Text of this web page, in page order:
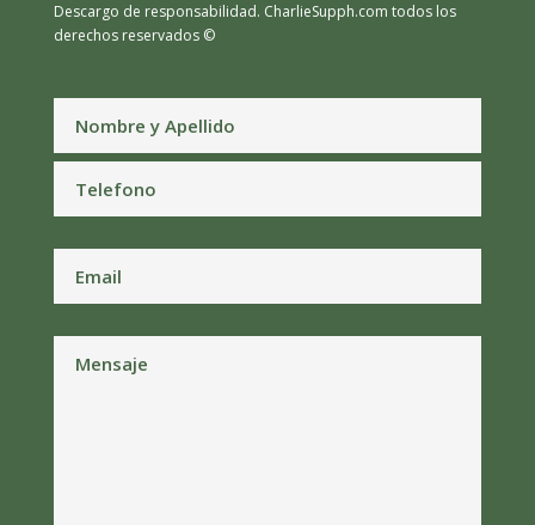
Descargo de responsabilidad. CharlieSupph.com todos los
derechos reservados ©